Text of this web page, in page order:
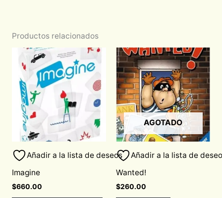
Productos relacionados
Añadir a la lista de deseos
Imagine
$660.00
AGOTADO
Añadir a la lista de
Wanted!
$260.00